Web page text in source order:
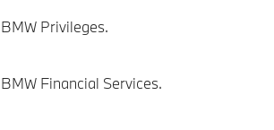
BMW Privileges.
BMW Financial Services.